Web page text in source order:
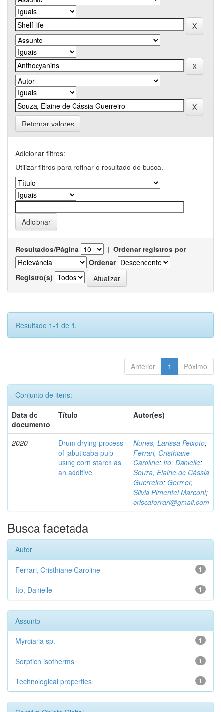
Retornar valores
Adicionar filtros:
Utilizar filtros para refinar o resultado de busca.
Resultados/Página | Ordenar registros por
Ordenar
Registro(s)
Resultado 1-1 de 1.
Anterior 1 Póximo
Conjunto de itens:
Data do
documento
Título Autor(es)
2020
Drum drying process
of jabuticaba pulp
using corn starch as
an additive
Nunes, Larissa Peixoto;
Ferrari, Cristhiane
Caroline; Ito, Danielle;
Souza, Elaine de Cássia
Guerreiro; Germer,
Silvia Pimentel Marconi;
criscaferrari@gmail.com
Busca facetada
Autor
1
Ferrari, Cristhiane Caroline
1
Ito, Danielle
Assunto
1
Myrciaria sp.
1
Sorption isotherms
1
Technological properties